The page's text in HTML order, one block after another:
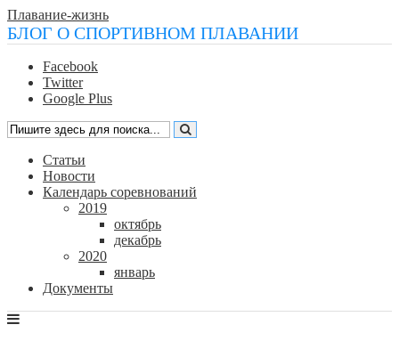
Плавание-жизнь
БЛОГ О СПОРТИВНОМ ПЛАВАНИИ
Facebook
Twitter
Google Plus
Статьи
Новости
Календарь соревнований
2019
октябрь
декабрь
2020
январь
Документы